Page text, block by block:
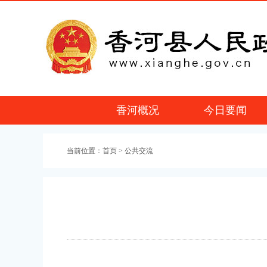
香河概况 今日要闻
当前位置： 首页 > 公共交流